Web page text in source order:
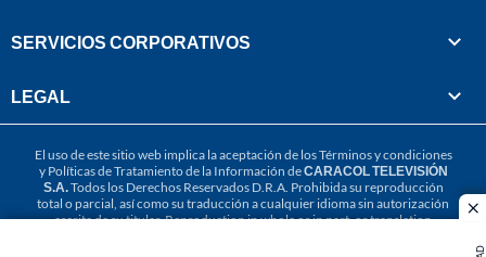
SERVICIOS CORPORATIVOS
LEGAL
El uso de este sitio web implica la aceptación de losTérminos y condiciones
y Políticas de Tratamiento de la Información deCARACOL TELEVISIÓN
S.A.Todos los Derechos Reservados D.R.A. Prohibida su reproducción
total o parcial, así como su traducción a cualquier idioma sin autorización
escrita de su titular. Reproduction in whole or in part, or translation